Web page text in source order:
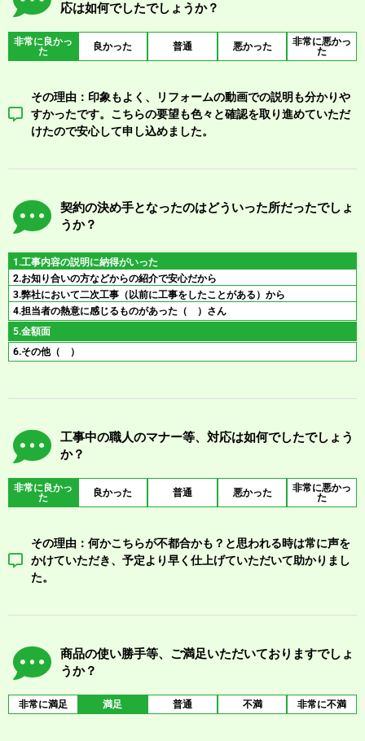
応は如何でしたでしょうか？
非常に良かっ
た
良かった 普通 悪かった
非常に悪かっ
た
その理由：印象もよく、リフォームの動画での説明も分かりや
すかったです。こちらの要望も色々と確認を取り進めていただ
けたので安心して申し込めました。
契約の決め手となったのはどういった所だったでしょ
うか？
1.工事内容の説明に納得がいった
2.お知り合いの方などからの紹介で安心だから
3.弊社において二次工事（以前に工事をしたことがある）から
4.担当者の熱意に感じるものがあった（ ）さん
5.金額面
6.その他（ ）
工事中の職人のマナー等、対応は如何でしたでしょう
か？
非常に良かっ
た
良かった 普通 悪かった
非常に悪かっ
た
その理由：何かこちらが不都合かも？と思われる時は常に声を
かけていただき、予定より早く仕上げていただいて助かりまし
た。
商品の使い勝手等、ご満足いただいておりますでしょ
うか？
非常に満足 満足 普通 不満 非常に不満